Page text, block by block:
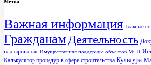
Метки
Важная информация Главные
Гражданам Деятельность
планирования Имущественная поддержка объектов МСП
Калькулятор процедур в сфере строительства Культура